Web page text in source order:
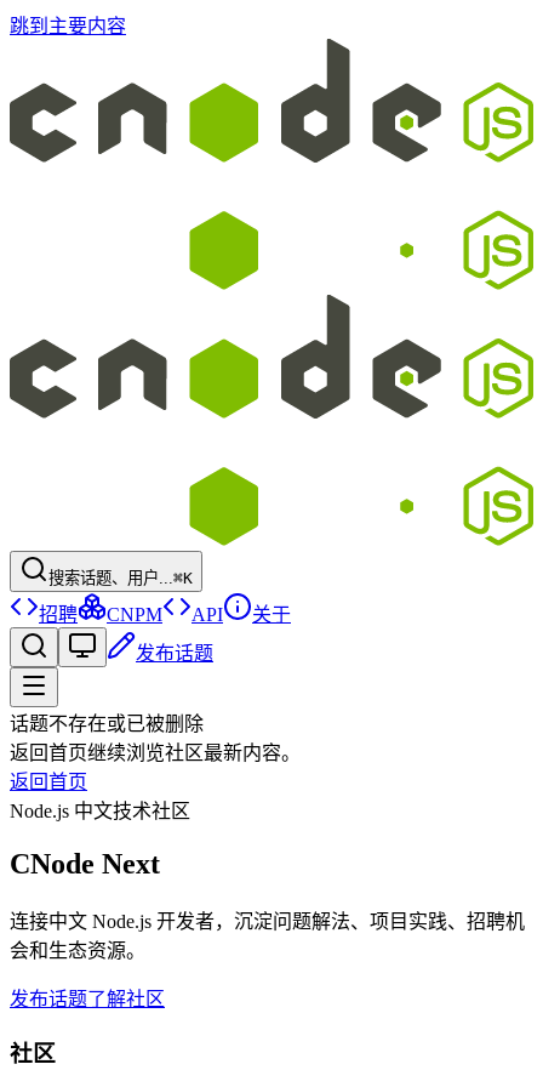
跳到主要内容
搜索话题、用户...⌘K
招聘 CNPM API
关于
发布话题
话题不存在或已被删除
返回首页继续浏览社区最新内容。
返回首页
Node.js 中文技术社区
CNode Next
连接中文 Node.js 开发者，沉淀问题解法、项目实践、招聘机
会和生态资源。
发布话题了解社区
社区